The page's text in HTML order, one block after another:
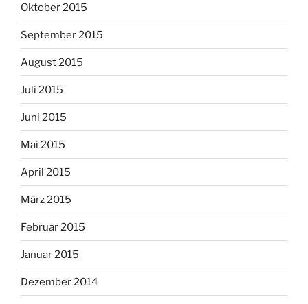
Oktober 2015
September 2015
August 2015
Juli 2015
Juni 2015
Mai 2015
April 2015
März 2015
Februar 2015
Januar 2015
Dezember 2014